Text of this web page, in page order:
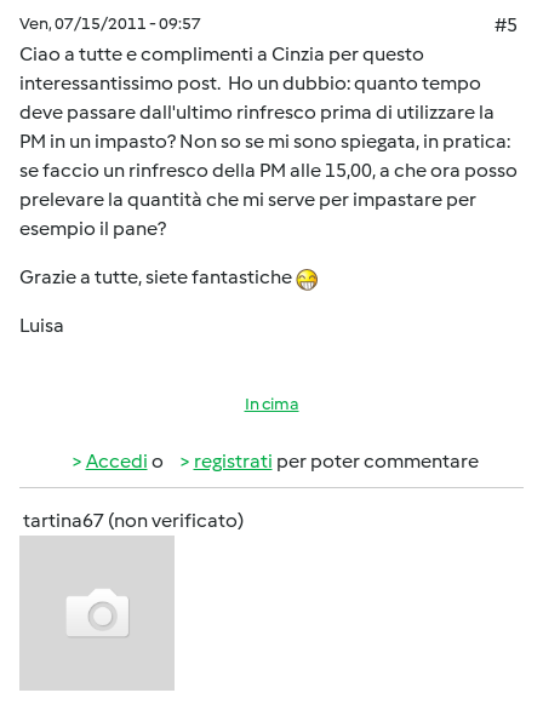
Ven, 07/15/2011 - 09:57
#5
Ciao a tutte e complimenti a Cinzia per questo
interessantissimo post. Ho un dubbio: quanto tempo
deve passare dall'ultimo rinfresco prima di utilizzare la
PM in un impasto? Non so se mi sono spiegata, in pratica:
se faccio un rinfresco della PM alle 15,00, a che ora posso
prelevare la quantità che mi serve per impastare per
esempio il pane?
Grazie a tutte, siete fantastiche
Luisa
In cima
Accedi o registrati per poter commentare
tartina67 (non verificato)